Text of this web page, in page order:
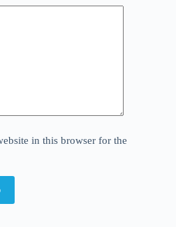
in this browser for the